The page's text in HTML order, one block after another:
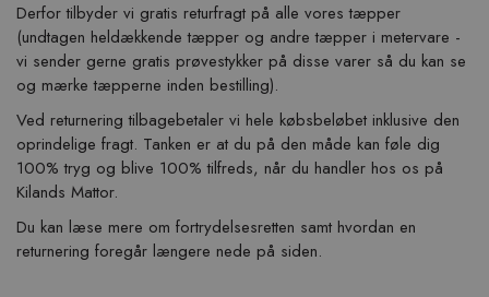
Derfor tilbyder vi gratis returfragt på alle vores tæpper
(undtagen heldækkende tæpper og andre tæpper i metervare -
vi sender gerne gratis prøvestykker på disse varer så du kan se
og mærke tæpperne inden bestilling).
Ved returnering tilbagebetaler vi hele købsbeløbet inklusive den
oprindelige fragt. Tanken er at du på den måde kan føle dig
100% tryg og blive 100% tilfreds, når du handler hos os på
Kilands Mattor.
Du kan læse mere om fortrydelsesretten samt hvordan en
returnering foregår længere nede på siden.